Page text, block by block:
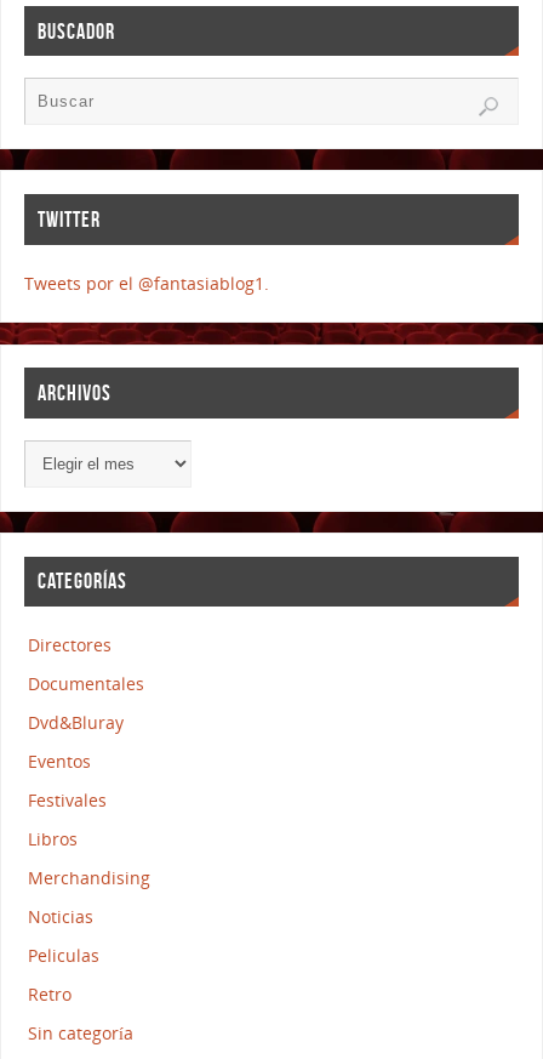
BUSCADOR
TWITTER
Tweets por el @fantasiablog1.
ARCHIVOS
CATEGORÍAS
Directores
Documentales
Dvd&Bluray
Eventos
Festivales
Libros
Merchandising
Noticias
Peliculas
Retro
Sin categoría